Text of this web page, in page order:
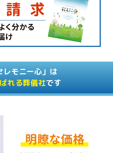
レモニー心」は
れる葬儀社です